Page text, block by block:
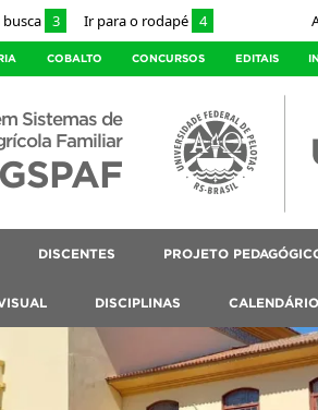
3 Ir para o rodapé 4
COBALTO CONCURSOS EDITAIS
Sistemas de
Familiar
DISCENTES PROJETO
DISCIPLINAS CALENDÁRIO